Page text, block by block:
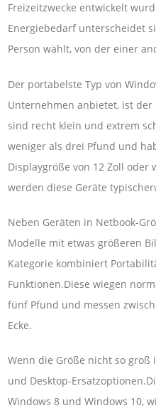
Freizeitzwecke entwickelt
Energiebedarf unterscheidet
Person wählt, von der einer
Der portabelste Typ von
Unternehmen anbietet, ist
sind recht klein und extrem
weniger als drei Pfund und
Displaygröße von 12 Zoll oder
werden diese Geräte
Neben Geräten in Netbook-
Modelle mit etwas größeren
Kategorie kombiniert
Funktionen.Diese wiegen
fünf Pfund und messen
Ecke.
Wenn die Größe nicht so
und Desktop-
Windows 8 und Windows 10,